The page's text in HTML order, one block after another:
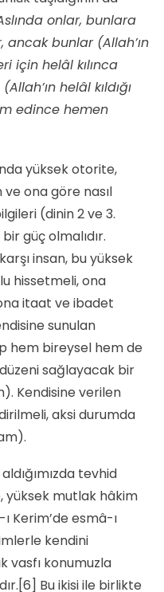
onlar, bunlara
ancak bunlar (Allah’ın
için helâl kılınca
helâl kıldığı
edince hemen
yüksek otorite,
ve ona göre nasıl
(dinin 2 ve 3.
güç olmalıdır.
insan, bu yüksek
hissetmeli, ona
itaat ve ibadet
sunulan
hem bireysel hem de
sağlayacak bir
Kendisine verilen
aksi durumda
tevhid
yüksek mutlak hâkim
Kerim’de esmâ-ı
kendini
vasfı konumuzla
[6] Bu ikisi ile birlikte